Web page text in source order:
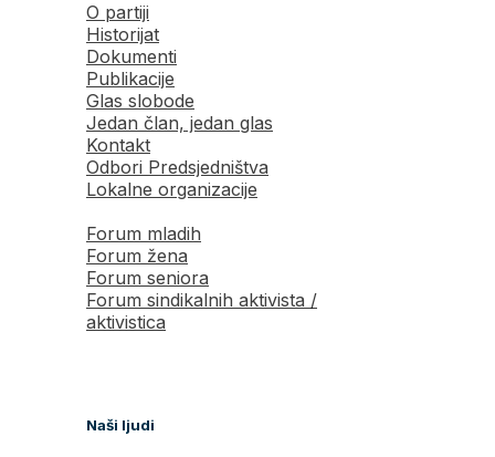
O partiji
Historijat
Dokumenti
Publikacije
Glas slobode
Jedan član, jedan glas
Kontakt
Odbori Predsjedništva
Lokalne organizacije
Forum mladih
Forum žena
Forum seniora
Forum sindikalnih aktivista /
aktivistica
Naši ljudi